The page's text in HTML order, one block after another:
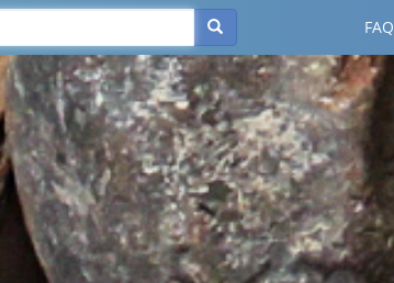
FAQ